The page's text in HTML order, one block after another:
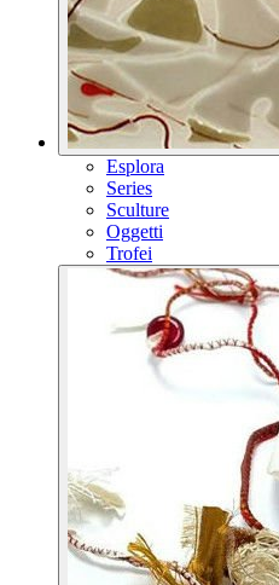
Esplora
Series
Sculture
Oggetti
Trofei